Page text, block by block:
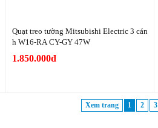
Quạt treo tường Mitsubishi Electric 3 cán
h W16-RA CY-GY 47W
1.850.000đ
Xem trang 1 2 3